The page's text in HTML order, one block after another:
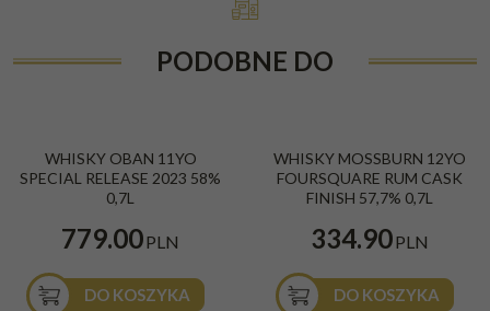
PODOBNE DO
WHISKY OBAN 11YO
SPECIAL RELEASE 2023 58%
0,7L
779.00PLN
DO KOSZYKA
WHISKY MOSSBURN 12YO
FOURSQUARE RUM CASK
FINISH 57,7% 0,7L
334.90PLN
DO KOSZYKA